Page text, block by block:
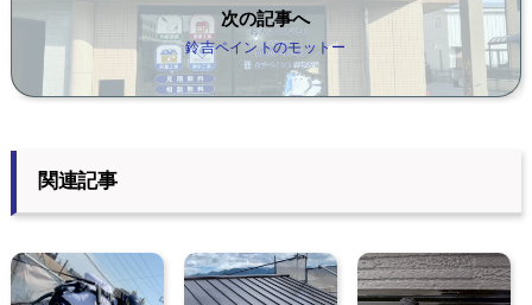
次の記事へ
鈴吉ペイントのモットー
関連記事